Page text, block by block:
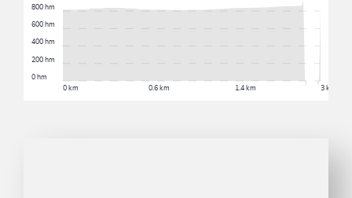
0 km 0.6 km 1.4 km 3 km
0 hm
200 hm
400 hm
600 hm
800 hm